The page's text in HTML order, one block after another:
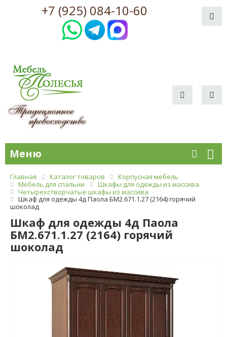
+7 (925) 084-10-60
Меню
Главная Каталог товаров
Корпусная мебель
Мебель для спальни
Шкафы для одежды из массива
Четырехстворчатые шкафы из массива
Шкаф для одежды 4д Паола БМ2.671.1.27 (2164) горячий
шоколад
Шкаф для одежды 4д Паола
БМ2.671.1.27 (2164) горячий
шоколад